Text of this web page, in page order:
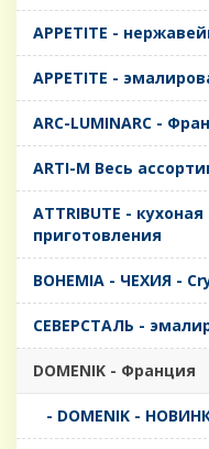
APPETITE -
APPETITE -
ARC-LUMINARC -
ARTI-M Весь
ATTRIBUTE -
приготовления
BOHEMIA - ЧЕХИЯ -
CЕВЕРСТАЛЬ -
DOMENIK - Франция
- DOMENIK -